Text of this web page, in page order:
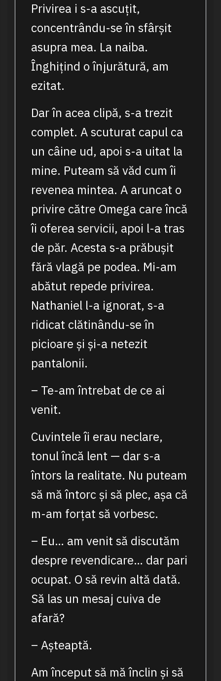
Privirea i s-a ascuțit,
concentrându-se în sfârșit
asupra mea. La naiba.
Înghițind o înjurătură, am
ezitat.
Dar în acea clipă, s-a trezit
complet. A scuturat capul ca
un câine ud, apoi s-a uitat la
mine. Puteam să văd cum îi
revenea mintea. A aruncat o
privire către Omega care încă
îi oferea servicii, apoi l-a tras
de păr. Acesta s-a prăbușit
fără vlagă pe podea. Mi-am
abătut repede privirea.
Nathaniel l-a ignorat, s-a
ridicat clătinându-se în
picioare și și-a netezit
pantalonii.
– Te-am întrebat de ce ai
venit.
Cuvintele îi erau neclare,
tonul încă lent — dar s-a
întors la realitate. Nu puteam
să mă întorc și să plec, așa că
m-am forțat să vorbesc.
– Eu… am venit să discutăm
despre revendicare… dar pari
ocupat. O să revin altă dată.
Să las un mesaj cuiva de
afară?
– Așteaptă.
Am început să mă înclin și să